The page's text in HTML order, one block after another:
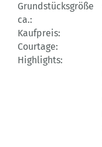
Grundstücksgröße
ca.:
Kaufpreis:
Courtage:
Highlights: